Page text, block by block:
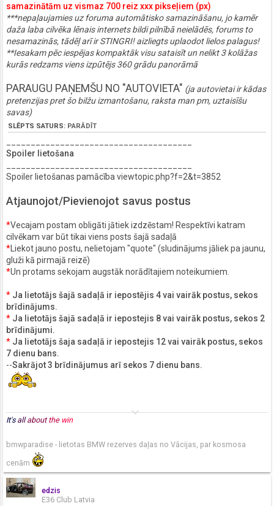
samazinātām uz vismaz 700 reiz xxx pikseļiem (px)
***nepaļaujamies uz foruma automātisko samazināšanu, jo kamēr
daža laba cilvēka lēnais internets bildi pilnībā neielādēs, forums to
nesamazinās, tādēļ arī ir STINGRI! aizliegts uplaodot lielos palagus!
**Iesakam pēc iespējas kompaktāk visu sataisīt un nelikt 3 kolāžas
kurās redzams viens izpūtējs 360 grādu panorāmā
PARAUGU PAŅEMŠU NO "AUTOVIETA" (ja autovietai ir kādas
pretenzijas pret šo bilžu izmantošanu, raksta man pm, uztaisīšu
savas)
SLĒPTS SATURS: PARĀDĪT
Spoiler lietošana
Spoiler lietošanas pamācība viewtopic.php?f=2&t=3852
Atjaunojot/Pievienojot savus postus
*Vecajam postam obligāti jātiek izdzēstam! Respektīvi katram
cilvēkam var būt tikai viens posts šajā sadaļā
* Liekot jauno postu, nelietojam "quote" (sludinājums jāliek pa jaunu,
gluži kā pirmajā reizē)
*Un protams sekojam augstāk norādītajiem noteikumiem.
* Ja lietotājs šajā sadaļā ir iepostējis 4 vai vairāk postus, sekos
brīdinājums.
* Ja lietotājs šajā sadaļā ir iepostejis 8 vai vairāk postus, sekos 2
brīdinājumi.
* Ja lietotājs šaja sadaļā ir iepostejis 12 vai vairāk postus, sekos
7 dienu bans.
--Sakrājot 3 brīdinājumus arī sekos 7 dienu bans.
keyboard_arrow_down
It's allabout the win
bmwparadise - lietotas BMW rezerves daļas no Vācijas, par kosmosa
cenām
edzis
E36 Club Latvia